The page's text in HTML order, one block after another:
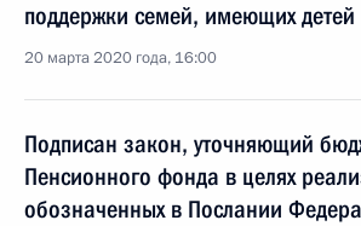
поддержки семей, имеющих детей
20 марта 2020 года, 16:00
Подписан закон, уточняющий
Пенсионного фонда в целях
обозначенных в Послании